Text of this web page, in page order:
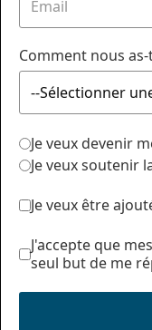
Comment nous
Je veux devenir
Je veux soutenir
Je veux être
J'accepte que
seul but de me